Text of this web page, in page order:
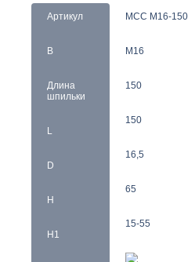
Артикул
B
Длина
шпильки
L
D
H
H1
MCC M16-150
M16
150
150
16,5
65
15-55